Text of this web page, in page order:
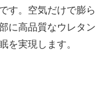
す。空気だけで膨ら
に高品質なウレタン
を実現します。